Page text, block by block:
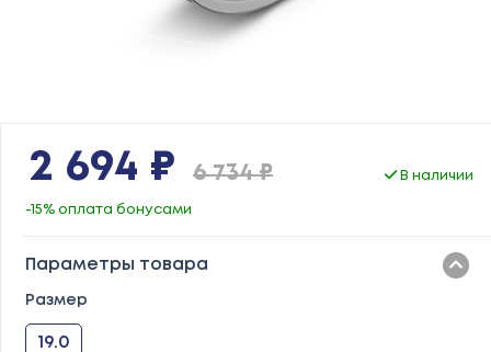
2 694 ₽ 6 734 ₽ В наличии
-15% оплата бонусами
Параметры товара
Размер
19.0